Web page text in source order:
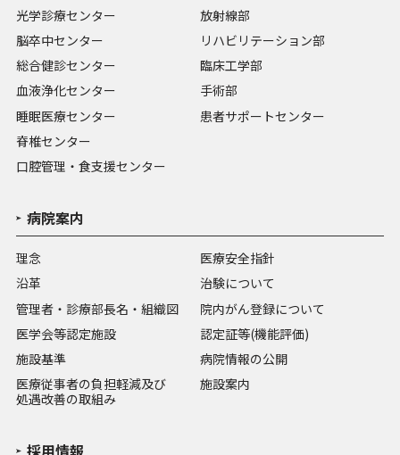
光学診療センター
脳卒中センター
総合健診センター
血液浄化センター
睡眠医療センター
脊椎センター
口腔管理・食支援センター
放射線部
リハビリテーション部
臨床工学部
手術部
患者サポートセンター
病院案内
理念
沿革
管理者・診療部長名・組織図
医学会等認定施設
施設基準
医療従事者の負担軽減及び
処遇改善の取組み
医療安全指針
治験について
院内がん登録について
認定証等(機能評価)
病院情報の公開
施設案内